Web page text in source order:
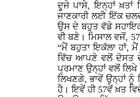
ਦੂਜੇ ਪਾਸੇ, ਇਨ੍ਹਾਂ ਖ਼ਤਾਂ
ਜਾਣਕਾਰੀ ਲਈ ਇੱਕ
ਉਸ ਦੇ ਬਹੁਤ ਵੱਡੇ
ਵੀ ਬਣੇ। ਮਿਸਾਲ ਵਜੋਂ,
“ਮੈਂ ਬਹੁਤਾ ਇਕੱਲਾ ਹਾਂ,
ਵਿੱਚ ਆਪਣੇ ਵਲੋਂ ਦੋਸਤ ਦੇ
ਪ੍ਰਮਾਣ ਉਨ੍ਹਾਂ ਵਲੋਂ ਲਿਖੇ
ਲਿਖਣਗੇ, ਭਾਵੇਂ ਉਨ੍ਹਾਂ
ਹੈ। ਇਵੇਂ ਹੀ 57ਵੇਂ ਖ਼ਤ